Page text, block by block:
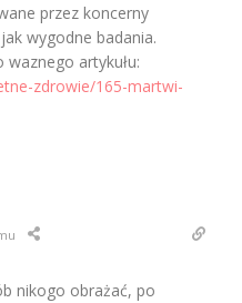
przez koncerny
wygodne badania.
waznego artykułu:
zdrowie/165-martwi-
nikogo obrażać, po